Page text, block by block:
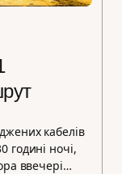
кабелів
годині ночі,
ввечері…